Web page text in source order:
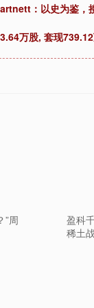
：以史为鉴，
万股, 套现
”周
盈科
稀土